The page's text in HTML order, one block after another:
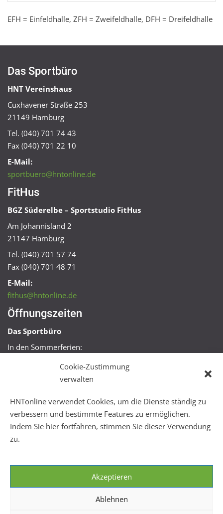
Cookie-Zustimmung
verwalten
HNTonline verwendet Cookies, um die Dienste ständig zu
verbessern und bestimmte Features zu ermöglichen.
Indem Sie hier fortfahren, stimmen Sie dieser Verwendung
zu.
Akzeptieren
Ablehnen
EFH = Einfeldhalle, ZFH = Zweifeldhalle, DFH = Dreifeldhalle
Das Sportbüro
HNT Vereinshaus
Cuxhavener Straße 253
21149 Hamburg
Tel. (040) 701 74 43
Fax (040) 701 22 10
E-Mail:
sportbuero@hntonline.de
FitHus
BGZ Süderelbe – Sportstudio FitHus
Am Johannisland 2
21147 Hamburg
Tel. (040) 701 57 74
Fax (040) 701 48 71
E-Mail:
fithus@hntonline.de
Öffnungszeiten
Das Sportbüro
In den Sommerferien:
Mo + Mi 16:00 – 18:00 Uhr
Mo – Fr 08:00 – 22:00 Uhr
Sa + So 10:00 – 18:00 Uhr